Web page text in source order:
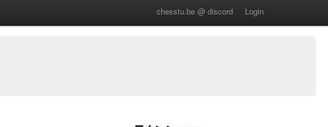
chesstu.be @ discord Login